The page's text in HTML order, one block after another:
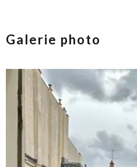
Galerie photo